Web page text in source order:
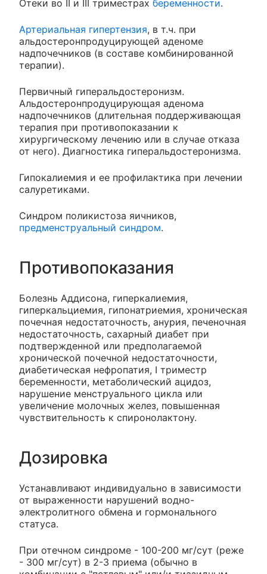
Отеки во II и III триместрах беременности.
Артериальная гипертензия, в т.ч. при
альдостеронпродуцирующей аденоме
надпочечников (в составе комбинированной
терапии).
Первичный гиперальдостеронизм.
Альдостеронпродуцирующая аденома
надпочечников (длительная поддерживающая
терапия при противопоказании к
хирургическому лечению или в случае отказа
от него). Диагностика гиперальдостеронизма.
Гипокалиемия и ее профилактика при лечении
салуретиками.
Синдром поликистоза яичников,
предменструальный синдром.
Противопоказания
Болезнь Аддисона, гиперкалиемия,
гиперкальциемия, гипонатриемия, хроническая
почечная недостаточность, анурия, печеночная
недостаточность, сахарный диабет при
подтвержденной или предполагаемой
хронической почечной недостаточности,
диабетическая нефропатия, I триместр
беременности, метаболический ацидоз,
нарушение менструального цикла или
увеличение молочных желез, повышенная
чувствительность к спиронолактону.
Дозировка
Устанавливают индивидуально в зависимости
от выраженности нарушений водно-
электролитного обмена и гормонального
статуса.
При отечном синдроме - 100-200 мг/сут (реже
- 300 мг/сут) в 2-3 приема (обычно в